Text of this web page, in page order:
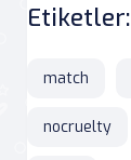
Etiketler:
match
nocruelty